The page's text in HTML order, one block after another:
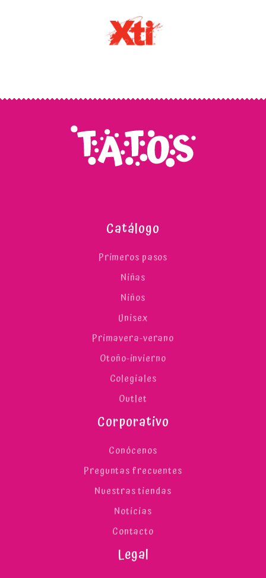
Catálogo
Primeros pasos
Niñas
Niños
Unisex
Primavera-verano
Otoño-invierno
Colegiales
Outlet
Corporativo
Conócenos
Preguntas frecuentes
Nuestras tiendas
Noticias
Contacto
Legal